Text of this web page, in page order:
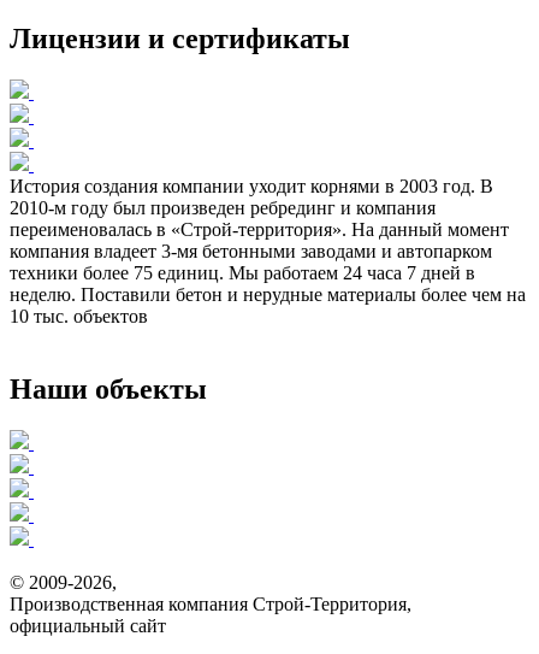
Лицензии и сертификаты
История создания компании уходит корнями в 2003 год. В
2010-м году был произведен ребрединг и компания
переименовалась в «Строй-территория». На данный момент
компания владеет 3-мя бетонными заводами и автопарком
техники более 75 единиц. Мы работаем 24 часа 7 дней в
неделю. Поставили бетон и нерудные материалы более чем на
10 тыс. объектов
Наши объекты
© 2009-2026,
Производственная компания Строй-Территория,
официальный сайт